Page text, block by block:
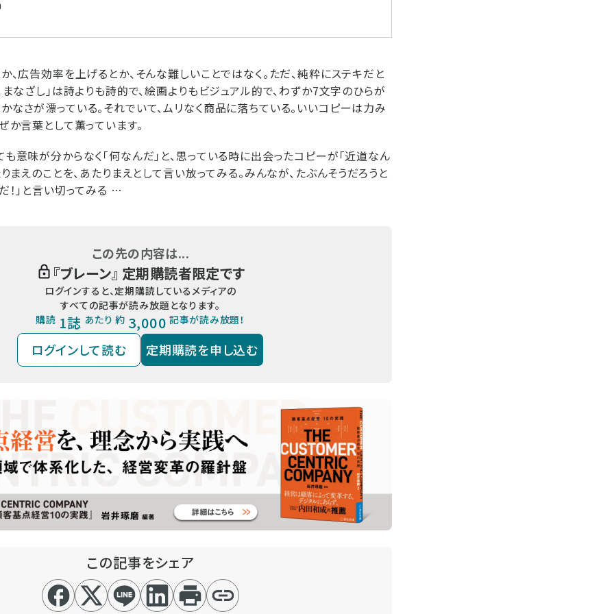
、広告効率を上げるとか、そんな難しいことではなく。ただ、純粋にステキだと
まなざし」は詩よりも詩的で、絵画よりもビジュアル的で、わずか7文字のひらが
なさが漂っている。それでいて、ムリなく商品に落ちている。いいコピーは力み
か言葉として薫っています。
意味が分からなく「何なんだ」と、思っている時に出会ったコピーが「近道なん
りまえのことを、あたりまえとして言い放ってみる。みんなが、たぶんそうだろうと
！」と言い切ってみる …
この先の内容は...
『ブレーン』 定期購読者限定です
ログインすると、定期購読しているメディアの
すべての記事が読み放題となります。
購読 1誌 あたり 約 3,000 記事が読み放題！
ログインして読む 定期購読を申し込む
この記事をシェア